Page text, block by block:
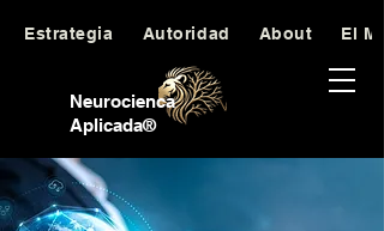
Neurocienca
Aplicada®
Estrategia Autoridad About El